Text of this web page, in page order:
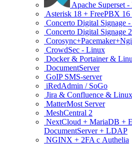
Apache Superset
Asterisk 18 + FreePBX 16
Concerto Digital Signage
Concerto Digital Signage
CrowdSec - Linux
Docker & Portainer &
DocumentServer
GoIP SMS-server
iRedAdmin / SoGo
Jira & Confluence &
MatterMost Server
MeshCentral 2
NextCloud + MariaDB +
DocumentServer + LDAP
NGINX + 2FA с Authelia